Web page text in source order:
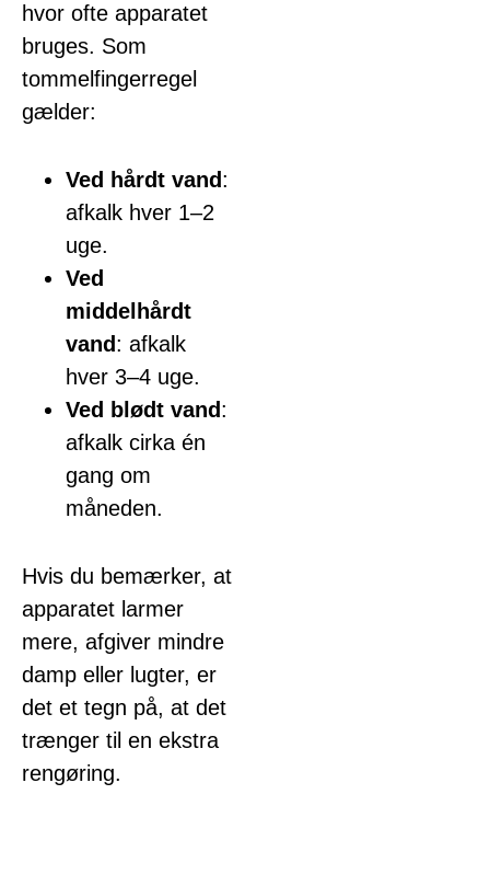
hvor ofte apparatet
bruges. Som
tommelfingerregel
gælder:
Ved hårdt vand:
afkalk hver 1–2
uge.
Ved
middelhårdt
vand: afkalk
hver 3–4 uge.
Ved blødt vand:
afkalk cirka én
gang om
måneden.
Hvis du bemærker, at
apparatet larmer
mere, afgiver mindre
damp eller lugter, er
det et tegn på, at det
trænger til en ekstra
rengøring.